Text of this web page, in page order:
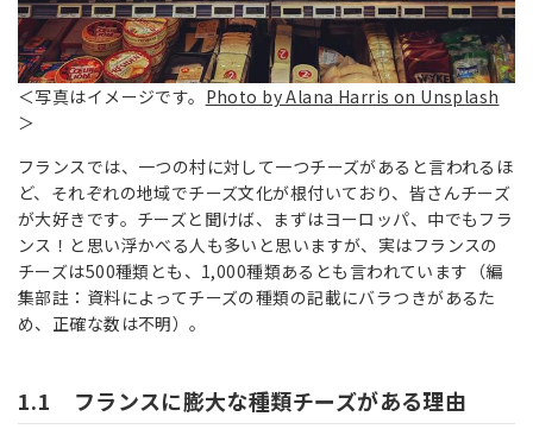
＜写真はイメージです。 Photo by Alana Harris on Unsplash
＞
フランスでは、一つの村に対して一つチーズがあると言われるほ
ど、それぞれの地域でチーズ文化が根付いており、皆さんチーズ
が大好きです。チーズと聞けば、まずはヨーロッパ、中でもフラ
ンス！と思い浮かべる人も多いと思いますが、実はフランスの
チーズは500種類とも、1,000種類あるとも言われています（編
集部註：資料によってチーズの種類の記載にバラつきがあるた
め、正確な数は不明）。
1.1 フランスに膨大な種類チーズがある理由